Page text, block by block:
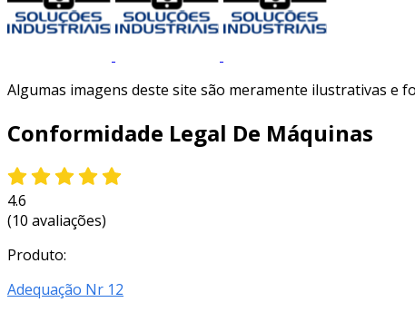
Algumas imagens deste site são meramente ilustrativas e
Conformidade Legal De Máquinas
4.6
(10 avaliações)
Produto:
Adequação Nr 12